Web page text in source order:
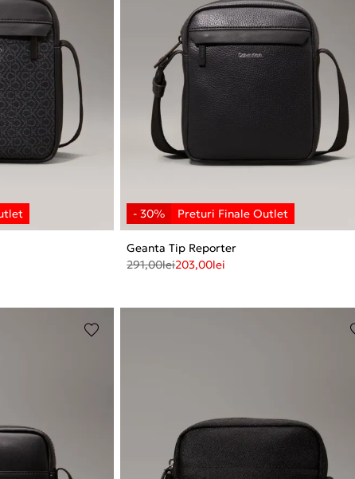
Geanta Tip Reporter
291,00lei203,00lei